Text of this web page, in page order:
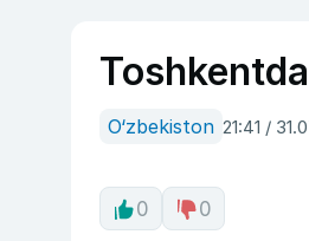
O‘zbekiston 21:41 /
0 0